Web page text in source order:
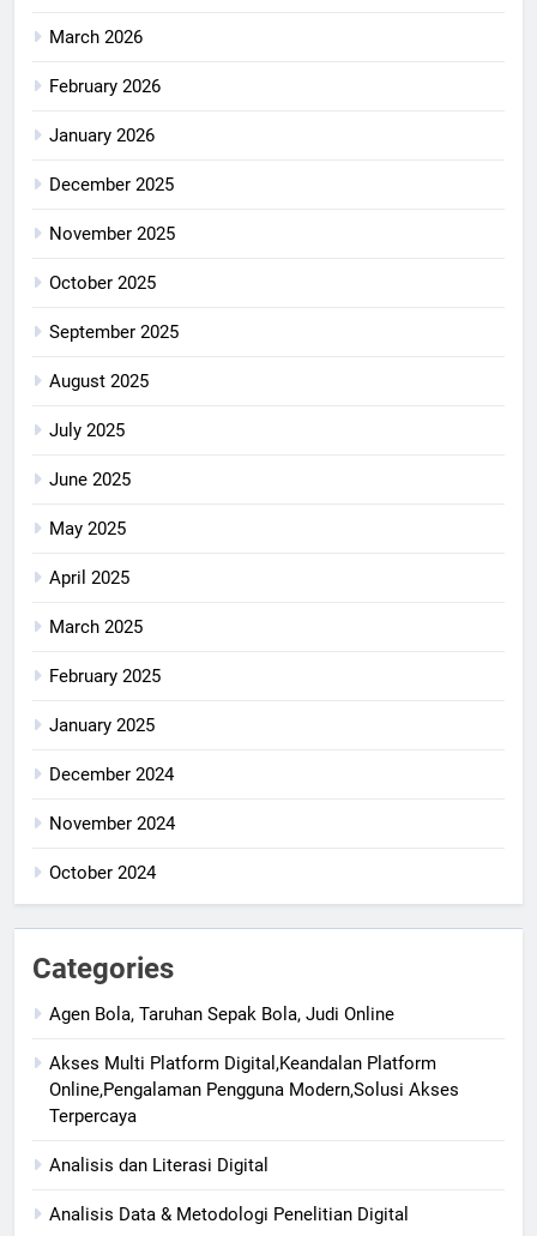
March 2026
February 2026
January 2026
December 2025
November 2025
October 2025
September 2025
August 2025
July 2025
June 2025
May 2025
April 2025
March 2025
February 2025
January 2025
December 2024
November 2024
October 2024
Categories
Agen Bola, Taruhan Sepak Bola, Judi Online
Akses Multi Platform Digital,Keandalan Platform
Online,Pengalaman Pengguna Modern,Solusi Akses
Terpercaya
Analisis dan Literasi Digital
Analisis Data & Metodologi Penelitian Digital